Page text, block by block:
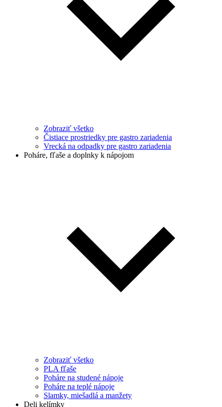
Zobraziť všetko
Čistiace prostriedky pre gastro zariadenia
Vrecká na odpadky pre gastro zariadenia
Poháre, fľaše a doplnky k nápojom
Zobraziť všetko
PLA fľaše
Poháre na studené nápoje
Poháre na teplé nápoje
Slamky, miešadlá a manžety
Deli kelímky